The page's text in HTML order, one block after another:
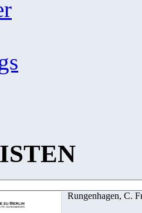
Rungenhagen, C.